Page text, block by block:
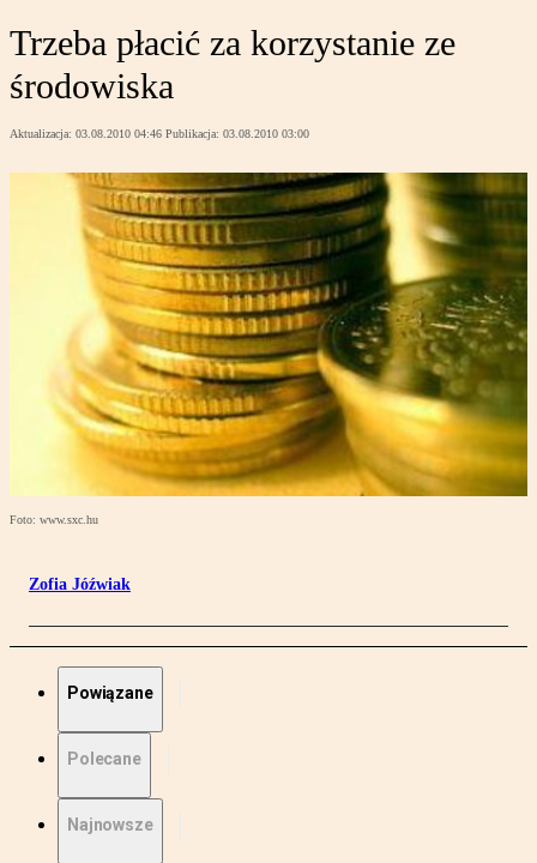
Trzeba płacić za korzystanie ze
środowiska
Aktualizacja: 03.08.2010 04:46 Publikacja: 03.08.2010 03:00
Foto: www.sxc.hu
Zofia Jóźwiak
Powiązane
Polecane
Najnowsze